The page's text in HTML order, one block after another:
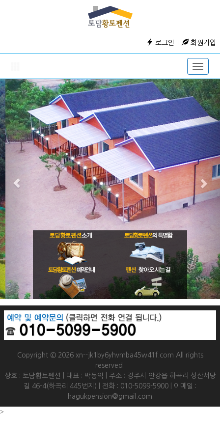
로그인 회원가입
Toggle
Copyright © 2026 xn--jk1by6yhvmba45w41f.com All rights
reserved.
상호 : 토담황토펜션 | 대표 : 박동익 | 주소 : 경주시 안강읍 하곡리 성산서당
길 46-4(하곡리 445번지) | 전화 : 010-5099-5900 | 이메일 :
hagukpension@gmail.com
>